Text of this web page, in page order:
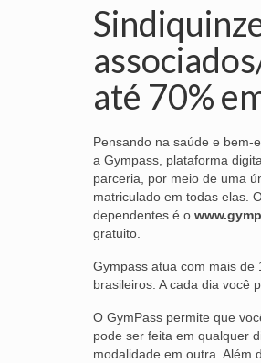
até 70%
Pensando na saúde e bem-
a Gympass, plataforma
parceria, por meio de uma
matriculado em todas elas.
dependentes é o
gratuito.
Gympass atua com mais de
brasileiros. A cada dia você
O GymPass permite que
pode ser feita em qualquer
modalidade em outra. Além